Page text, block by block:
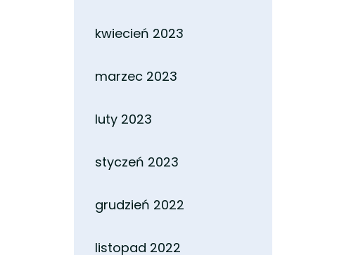
kwiecień 2023
marzec 2023
luty 2023
styczeń 2023
grudzień 2022
listopad 2022